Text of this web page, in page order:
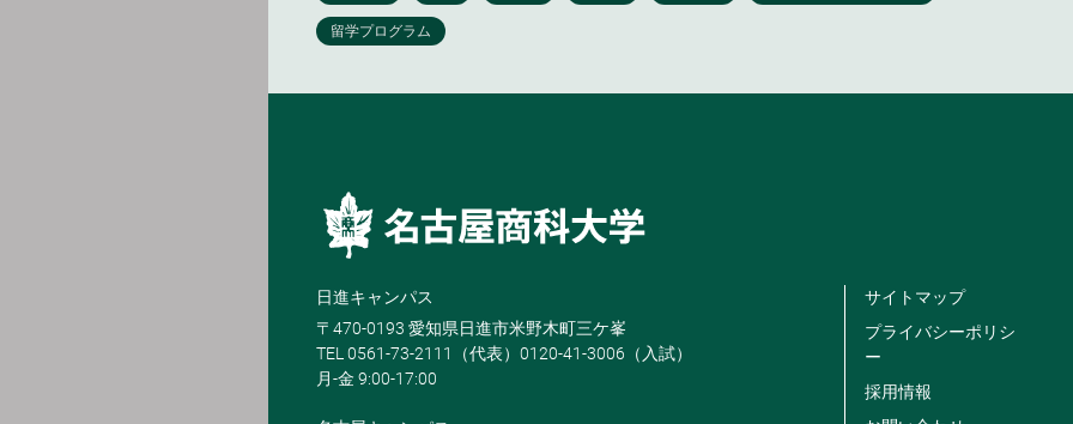
日進キャンパス
〒470-0193 愛知県日進市米野木町三ケ峯
TEL 0561-73-2111（代表）0120-41-3006（入試）
月-金 9:00-17:00
サイトマップ
プライバシーポリシ
ー
採用情報